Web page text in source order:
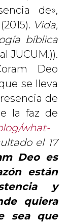
de»,
Vida,
bíblica
JUCUM.)).
Deo
se lleva
de
la faz de
what-
el 17
Deo es
están
y
quiera
sea que